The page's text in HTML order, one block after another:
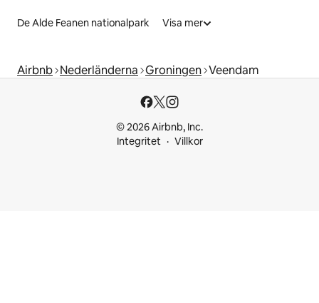
De Alde Feanen nationalpark Visa mer
Airbnb Nederländerna Groningen Veendam
© 2026 Airbnb, Inc.
Integritet
Villkor